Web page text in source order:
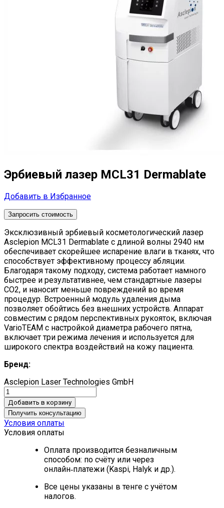
Эрбиевый лазер MCL31 Dermablate
Добавить в Избранное
Запросить стоимость
Эксклюзивный эрбиевый косметологический лазер
Asclepion MCL31 Dermablate с длиной волны 2940 нм
обеспечивает скорейшее испарение влаги в тканях, что
способствует эффективному процессу абляции.
Благодаря такому подходу, система работает намного
быстрее и результативнее, чем стандартные лазеры
CO2, и наносит меньше повреждений во время
процедур. Встроенный модуль удаления дыма
позволяет обойтись без внешних устройств. Аппарат
совместим с рядом перспективных рукояток, включая
VarioTEAM с настройкой диаметра рабочего пятна,
включает три режима лечения и используется для
широкого спектра воздействий на кожу пациента.
Бренд:
Asclepion Laser Technologies GmbH
Добавить в корзину
Получить консультацию
Условия оплаты
Условия оплаты
Оплата производится безналичным
способом: по счёту или через
онлайн‑платежи (Kaspi, Halyk и др.).
Все цены указаны в тенге с учётом
налогов.